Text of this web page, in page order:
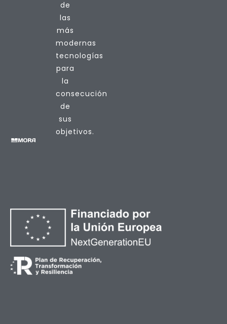
de
las
más
modernas
tecnologías
para
la
consecución
de
sus
objetivos.